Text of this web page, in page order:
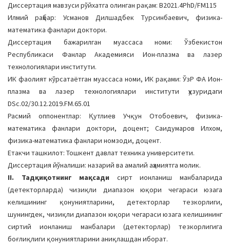
Диссертация мавзуси рўйхатга олинган рақам: В2021.4PhD/FM115
Илмий раҳбар: Усманов Дилшадбек Турсинбаевич, физика-
математика фанлари доктори.
Диссертация бажарилган муассаса номи: Ўзбекистон
Республикаси Фанлар Академияси Ион-плазма ва лазер
технологиялари институти.
ИК фаолият кўрсатаётган муассаса номи, ИК рақами: ЎзР ФА Ион-
плазма ва лазер технологиялари институти ҳузуридаги
DSc.02/30.12.2019.FM.65.01
Расмий оппонентлар: Қутлиев Учқун Отобоевич, физика-
математика фанлари доктори, доцент; Саидумаров Илхом,
физика-математика фанлари номзоди, доцент.
Етакчи ташкилот: Тошкент давлат техника университети.
Диссертация йўналиши: назарий ва амалий аҳамиятга молик.
II. Тадқиқотнинг мақсади сирт ионланиш манбаларида
(детекторларда) чизиқли диапазон юқори чегараси юзага
келишининг қонуниятларини, детекторлар тезкорлиги,
шунингдек, чизиқли диапазон юқори чегараси юзага келишининг
сиртий ионланиш манбалари (детекторлар) тезкорлигига
боғлиқлиги қонуниятларини аниқлашдан иборат.